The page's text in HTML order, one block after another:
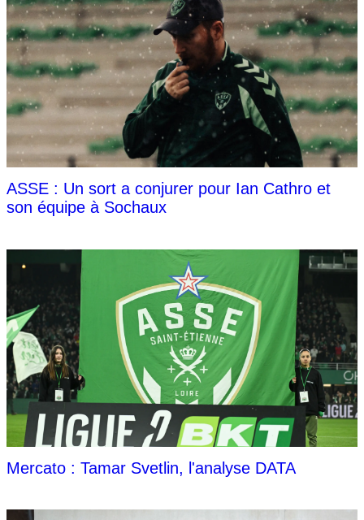
ASSE : Un sort a conjurer pour Ian Cathro et
son équipe à Sochaux
Mercato : Tamar Svetlin, l'analyse DATA